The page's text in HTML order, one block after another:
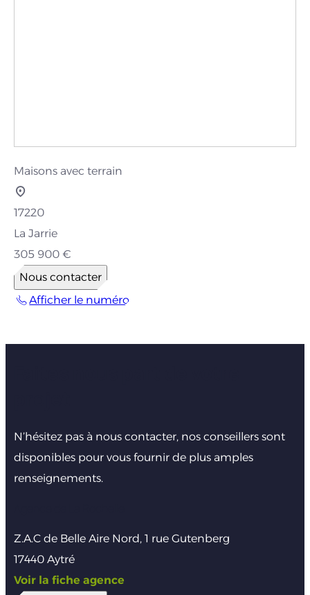
Maisons avec terrain
17220
La Jarrie
305 900 €
Nous contacter
Afficher le numéro
N’hésitez pas à nous contacter, nos conseillers sont
disponibles pour vous fournir de plus amples
renseignements.
Z.A.C de Belle Aire Nord, 1 rue Gutenberg
17440 Aytré
Voir la fiche agence